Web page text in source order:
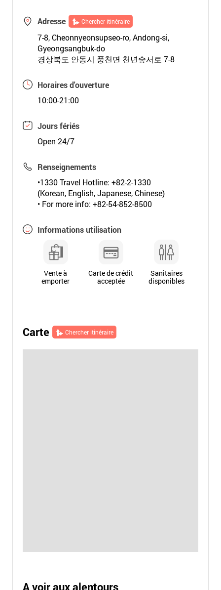
Adresse Chercher itinéraire
7-8, Cheonnyeonsupseo-ro, Andong-si,
Gyeongsangbuk-do
경상북도 안동시 풍천면 천년숲서로 7-8
Horaires d'ouverture
10:00-21:00
Jours fériés
Open 24/7
Renseignements
•1330 Travel Hotline: +82-2-1330
(Korean, English, Japanese, Chinese)
• For more info: +82-54-852-8500
Informations utilisation
Vente à
emporter
Carte de crédit
acceptée
Sanitaires
disponibles
Carte Chercher itinéraire
A voir aux alentours